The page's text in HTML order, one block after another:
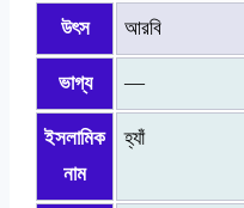
উৎস আরবি
ভাগ্য —
ইসলামিক
নাম
হ্যাঁ